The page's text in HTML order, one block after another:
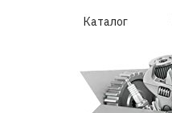
Каталог